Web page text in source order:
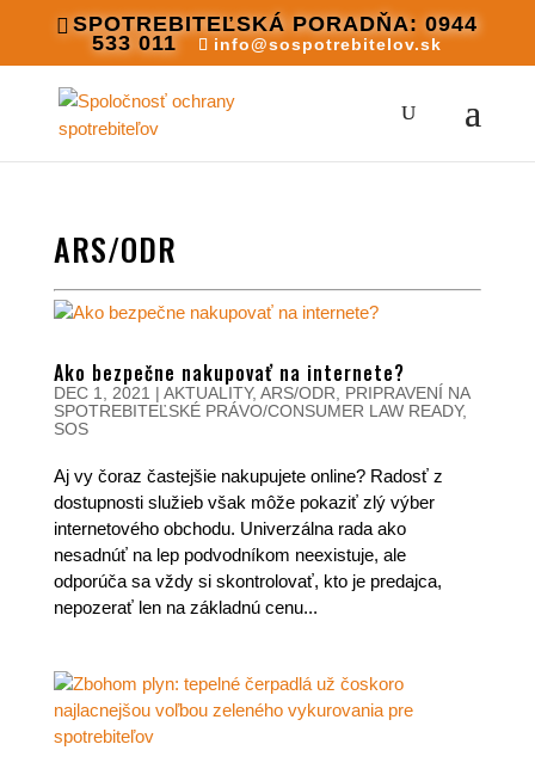
SPOTREBITEĽSKÁ PORADŇA: 0944
533 011
info@sospotrebitelov.sk
ARS/ODR
Ako bezpečne nakupovať na internete?
DEC 1, 2021 | AKTUALITY, ARS/ODR
PRIPRAVENÍ NA
SPOTREBITEĽSKÉ PRÁVO/CONSUMER LAW READY,
SOS
Aj vy čoraz častejšie nakupujete online? Radosť z
dostupnosti služieb však môže pokaziť zlý výber
internetového obchodu. Univerzálna rada ako
nesadnúť na lep podvodníkom neexistuje, ale
odporúča sa vždy si skontrolovať, kto je predajca,
nepozerať len na základnú cenu...